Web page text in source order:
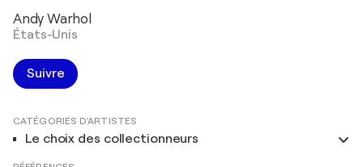
Andy Warhol
États-Unis
Suivre
CATÉGORIES D'ARTISTES
Le choix des collectionneurs